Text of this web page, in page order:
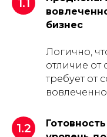
1.1
бизнес
Логично,
отличие от
требует от
1.2